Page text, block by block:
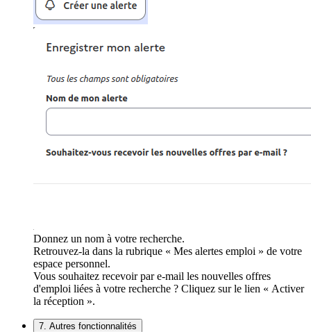
Donnez un nom à votre recherche.
Retrouvez-la dans la rubrique « Mes alertes emploi » de votre
espace personnel.
Vous souhaitez recevoir par e-mail les nouvelles offres
d'emploi liées à votre recherche ? Cliquez sur le lien « Activer
la réception ».
7. Autres fonctionnalités